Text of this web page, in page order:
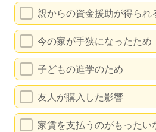
親からの資金援助が得られ
今の家が手狭になったため
子どもの進学のため
友人が購入した影響
家賃を支払うのがもったい